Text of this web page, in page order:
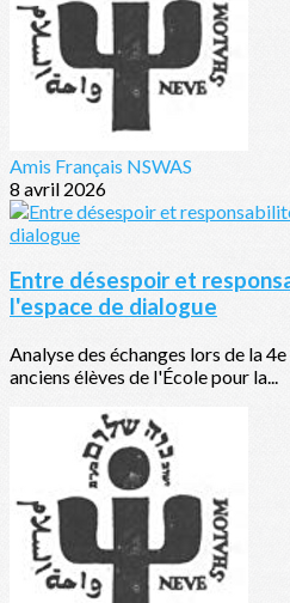
Amis Français NSWAS
8 avril 2026
Entre désespoir et
l'espace de dialogue
Analyse des échanges lors de la
anciens élèves de l'École pour la...